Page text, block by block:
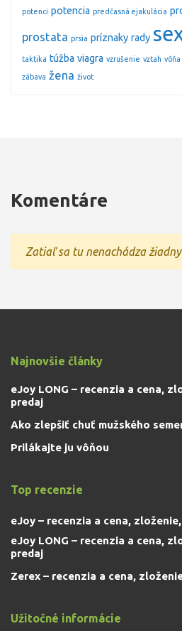
potenci potencia predčasná ejakulácia
prostata prsia príznaky rady
taktika túžba viagra vzrušenie vztah vôňa
zábava žena život
Komentáre
Zatiaľ sa tu nenachádza
Najnovšie články
eJoy LONG – recenzia a cena,
predaj
Ako zlepšiť chuť mužského
Prilákajte ju vôňou
Top recenzie
eJoy – recenzia a cena,
eJoy LONG – recenzia a cena,
predaj
Zerex – recenzia a cena,
Užitočné informácie